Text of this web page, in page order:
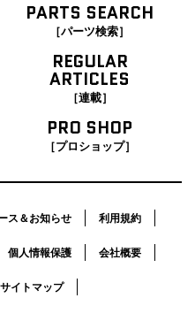
PARTS SEARCH
［パーツ検索］
REGULAR
ARTICLES
［連載］
PRO SHOP
［プロショップ］
ス＆お知らせ 利用規約
個人情報保護 会社概要
サイトマップ